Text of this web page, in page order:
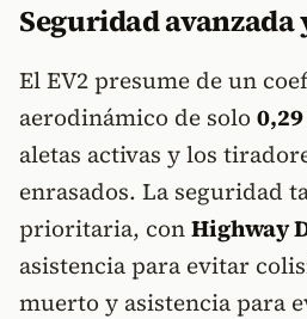
Seguridad
El EV2 presume de un
aerodinámico de solo
aletas activas y los
enrasados. La seguridad
prioritaria, conHighway
asistencia para evitar
muerto y asistencia para